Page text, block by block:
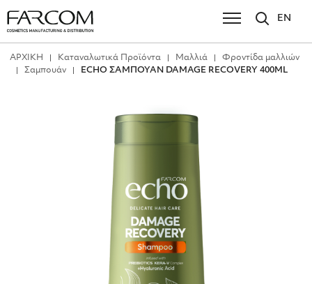
EN
ΑΡΧΙΚΗ Καταναλωτικά Προϊόντα Μαλλιά
Φροντίδα μαλλιών
Σαμπουάν
ECHO ΣΑΜΠΟΥΑΝ DAMAGE RECOVERY 400ML